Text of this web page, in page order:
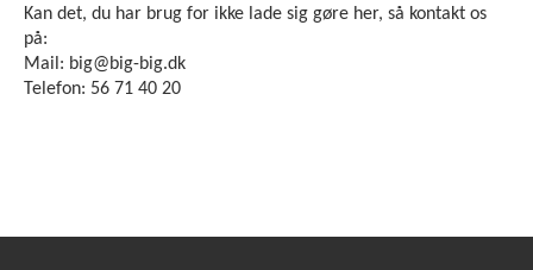
Kan det, du har brug for ikke lade sig gøre her, så kontakt os
på:
Mail: big@big-big.dk
Telefon: 56 71 40 20